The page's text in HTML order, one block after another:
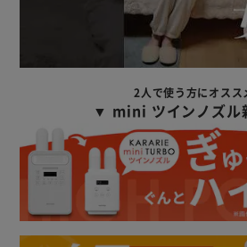
2人で使う方にオスス
▼ mini ツインノズル